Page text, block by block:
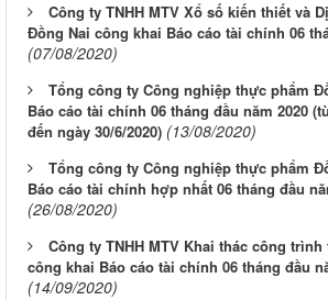
Công ty TNHH MTV Xổ số kiến thiết và
Đồng Nai công khai Báo cáo tài chính 06
(07/08/2020)
Tổng công ty Công nghiệp thực phẩm
Báo cáo tài chính 06 tháng đầu năm 2020
đến ngày 30/6/2020) (13/08/2020)
Tổng công ty Công nghiệp thực phẩm
Báo cáo tài chính hợp nhất 06 tháng đầu
(26/08/2020)
Công ty TNHH MTV Khai thác công
công khai Báo cáo tài chính 06 tháng đầu
(14/09/2020)